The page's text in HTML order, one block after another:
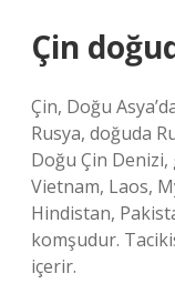
Çin
Çin, Doğu
Rusya, doğuda
Doğu Çin
Vietnam, Laos,
Hindistan,
komşudur.
içerir.